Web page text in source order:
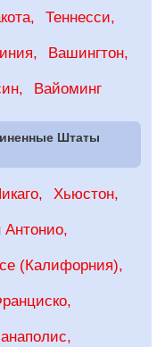
Теннесси
Вашингтон
Вайоминг
Штаты
Хьюстон
Антонио
(Калифорния)